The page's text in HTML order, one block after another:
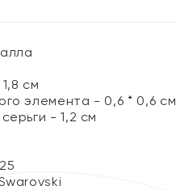
см
элемента - 0,6 * 0,6 см
- 1,2 см